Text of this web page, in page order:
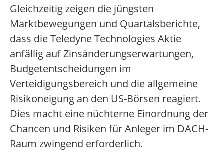
Gleichzeitig zeigen die jüngsten
Marktbewegungen und Quartalsberichte,
dass die Teledyne Technologies Aktie
anfällig auf Zinsänderungserwartungen,
Budgetentscheidungen im
Verteidigungsbereich und die allgemeine
Risikoneigung an den US-Börsen reagiert.
Dies macht eine nüchterne Einordnung der
Chancen und Risiken für Anleger im DACH-
Raum zwingend erforderlich.